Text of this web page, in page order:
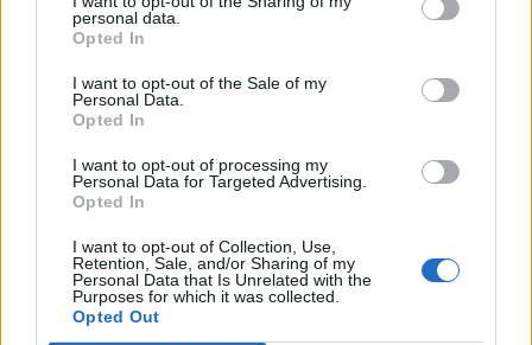
personal data.
Opted In
I want to opt-out of the Sale of my
Personal Data.
Opted In
I want to opt-out of processing my
Personal Data for Targeted Advertising.
Opted In
I want to opt-out of Collection, Use,
Retention, Sale, and/or Sharing of my
Personal Data that Is Unrelated with the
Purposes for which it was collected.
Opted Out
vw bubbla beetle barndoor splitbuss
touran (2015)
(1962)
Volkswagen
Passat b6 (2010)